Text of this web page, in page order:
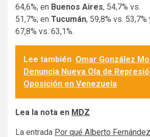
64,6%; en Buenos Aires, 54,7% vs.
51,7%; en Tucumán, 59,8% vs. 53,7%
67,8% vs. 63,1%.
Lee también Omar González
Denuncia Nueva Ola de
Oposición en Venezuela
Lea la nota en MDZ
La entrada Por qué Alberto